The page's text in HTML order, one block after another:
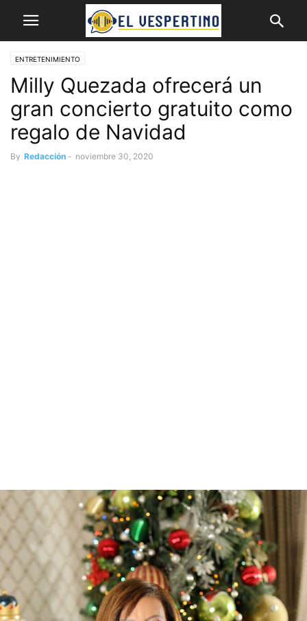
ENTRETENIMIENTO
Milly Quezada ofrecerá un
gran concierto gratuito como
regalo de Navidad
By Redacción - noviembre 30, 2020